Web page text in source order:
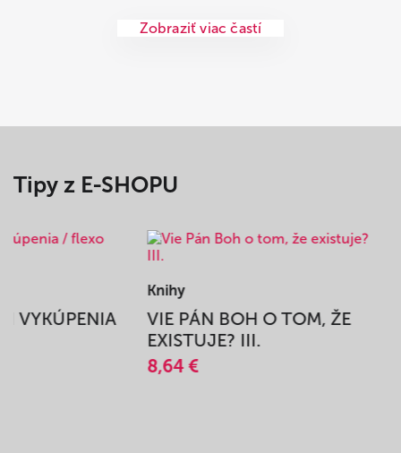
Zobraziť viac častí
Tipy z E-SHOPU
VYKÚPENIA
Knihy
VIE PÁN BOH O TOM, ŽE
EXISTUJE? III.
8,64 €